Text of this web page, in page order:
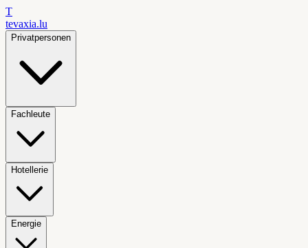
T
tevaxia.lu
Privatpersonen
Fachleute
Hotellerie
Energie